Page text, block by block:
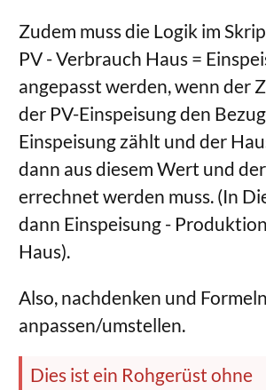
Zudem muss die Logik im
PV - Verbrauch Haus =
angepasst werden, wenn der
der PV-Einspeisung den
Einspeisung zählt und der
dann aus diesem Wert und
errechnet werden muss. (In
dann Einspeisung -
Haus).
Also, nachdenken und
anpassen/umstellen.
Dies ist ein Rohgerüst ohne